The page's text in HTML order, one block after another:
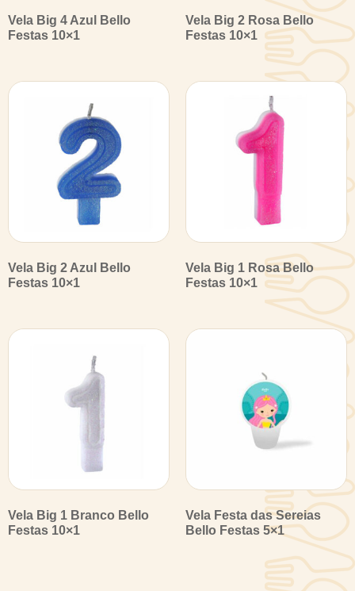
Vela Big 4 Azul Bello
Festas 10×1
Vela Big 2 Rosa Bello
Festas 10×1
Vela Big 2 Azul Bello
Festas 10×1
Vela Big 1 Rosa Bello
Festas 10×1
Vela Big 1 Branco Bello
Festas 10×1
Vela Festa das Sereias
Bello Festas 5×1